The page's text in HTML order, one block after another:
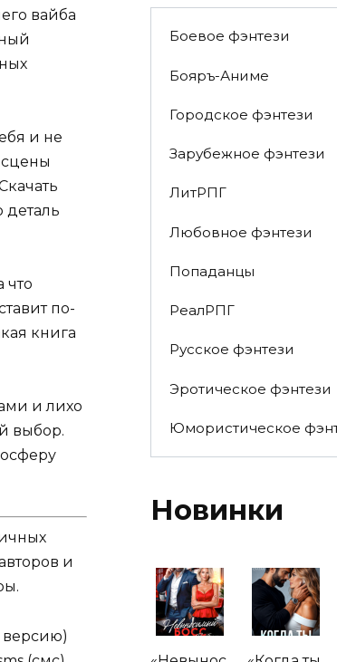
вайба
и не
деталь
что
по-
книга
и лихо
выбор.
и
версию)
Боевое фэнтези
Бояръ-Аниме
Городское фэнтези
Зарубежное фэнтези
ЛитРПГ
Любовное фэнтези
Попаданцы
РеалРПГ
Русское фэнтези
Эротическое фэнтези
Юмористическое
Новинки